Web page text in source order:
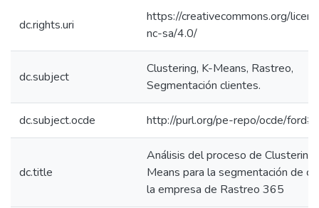
dc.rights.uri
https://creativecommons.org/
nc-sa/4.0/
dc.subject
Clustering, K-Means, Rastreo,
Segmentación clientes.
dc.subject.ocde http://purl.org/pe-repo/ocde/
dc.title
Análisis del proceso de Clustering
Means para la segmentación de
la empresa de Rastreo 365